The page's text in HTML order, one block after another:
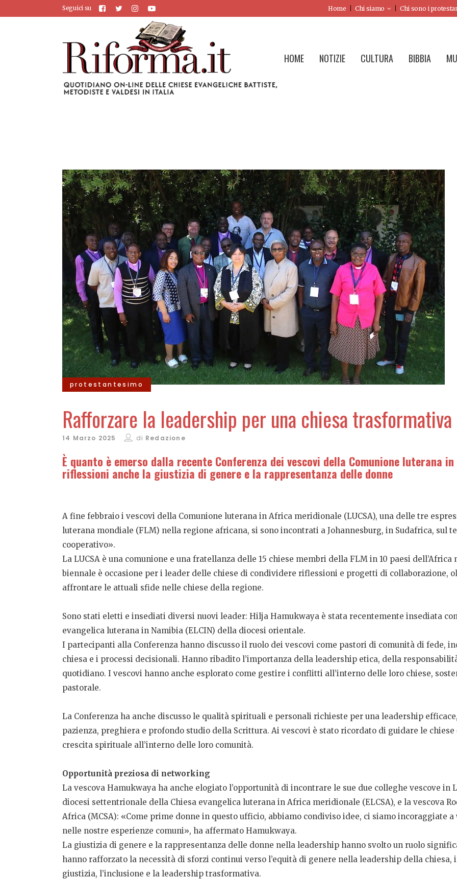
Seguici su Home Chi siamo Chi sono i
HOME NOTIZIE CULTURA BIBBIA
protestantesimo
Rafforzare la leadership per una chiesa trasformativa
14 Marzo 2025 di Redazione
È quanto è emerso dalla recente Conferenza dei vescovi della Comunione luterana
riflessioni anche la giustizia di genere e la rappresentanza delle donne
A fine febbraio i vescovi della Comunione luterana in Africa meridionale (LUCSA), una delle tre
luterana mondiale (FLM) nella regione africana, si sono incontrati a Johannesburg, in Sudafrica, sul
cooperativo».
La LUCSA è una comunione e una fratellanza delle 15 chiese membri della FLM in 10 paesi
biennale è occasione per i leader delle chiese di condividere riflessioni e progetti di collaborazione,
affrontare le attuali sfide nelle chiese della regione.
Sono stati eletti e insediati diversi nuovi leader: Hilja Hamukwaya è stata recentemente insediata
evangelica luterana in Namibia (ELCIN) della diocesi orientale.
I partecipanti alla Conferenza hanno discusso il ruolo dei vescovi come pastori di comunità di fede,
chiesa e i processi decisionali. Hanno ribadito l’importanza della leadership etica, della
quotidiano. I vescovi hanno anche esplorato come gestire i conflitti all’interno delle loro chiese,
pastorale.
La Conferenza ha anche discusso le qualità spirituali e personali richieste per una leadership
pazienza, preghiera e profondo studio della Scrittura. Ai vescovi è stato ricordato di guidare le chiese
crescita spirituale all’interno delle loro comunità.
Opportunità preziosa di networking
La vescova Hamukwaya ha anche elogiato l’opportunità di incontrare le sue due colleghe vescove in
diocesi settentrionale della Chiesa evangelica luterana in Africa meridionale (ELCSA), e la vescova
Africa (MCSA): «Come prime donne in questo ufficio, abbiamo condiviso idee, ci siamo incoraggiate
nelle nostre esperienze comuni», ha affermato Hamukwaya.
La giustizia di genere e la rappresentanza delle donne nella leadership hanno svolto un ruolo
hanno rafforzato la necessità di sforzi continui verso l’equità di genere nella leadership della chiesa,
giustizia, l’inclusione e la leadership trasformativa.